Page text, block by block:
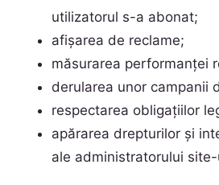
utilizatorul s-a abonat;
afișarea de reclame;
măsurarea performanței
derularea unor campanii
respectarea obligațiilor
apărarea drepturilor și
ale administratorului